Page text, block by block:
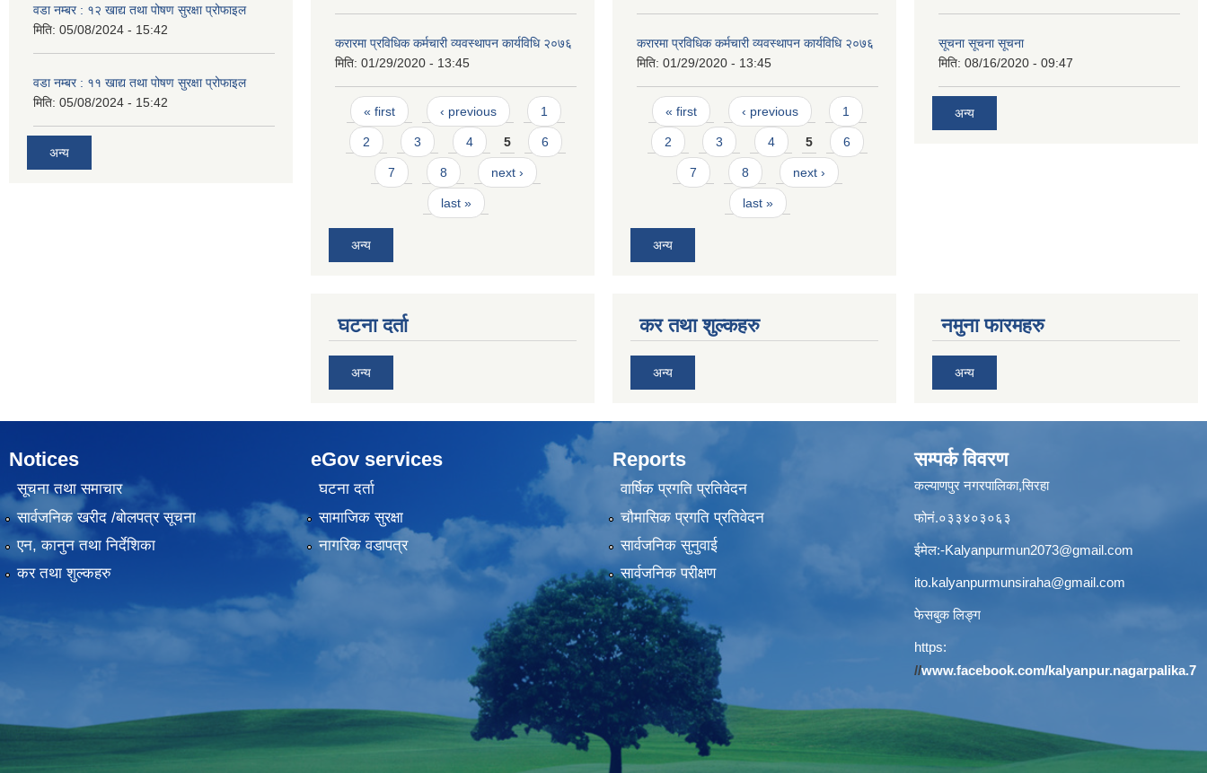
वडा नम्बर : १२ खाद्य तथा पोषण सुरक्षा प्रोफाइल
मिति: 05/08/2024 - 15:42
वडा नम्बर : ११ खाद्य तथा पोषण सुरक्षा प्रोफाइल
मिति: 05/08/2024 - 15:42
अन्य
करारमा प्रविधिक कर्मचारी व्यवस्थापन कार्यविधि २०७६
मिति: 01/29/2020 - 13:45
Pages
« first ‹ previous 1
2 3 4 5 6
7 8 next ›
last »
अन्य
करारमा प्रविधिक कर्मचारी व्यवस्थापन कार्यविधि २०७६
मिति: 01/29/2020 - 13:45
Pages
« first ‹ previous 1
2 3 4 5 6
7 8 next ›
last »
अन्य
सूचना सूचना सूचना
मिति: 08/16/2020 - 09:47
अन्य
घटना दर्ता
अन्य
कर तथा शुल्कहरु
अन्य
नमुना फारमहरु
अन्य
Notices
सूचना तथा समाचार
सार्वजनिक खरीद /बोलपत्र सूचना
एन, कानुन तथा निर्देशिका
कर तथा शुल्कहरु
eGov services
घटना दर्ता
सामाजिक सुरक्षा
नागरिक वडापत्र
Reports
वार्षिक प्रगति प्रतिवेदन
चौमासिक प्रगति प्रतिवेदन
सार्वजनिक सुनुवाई
सार्वजनिक परीक्षण
सम्पर्क विवरण
कल्याणपुर नगरपालिका,सिरहा
फोनं.०३३४०३०६३
ईमेल:-Kalyanpurmun2073@gmail.com
ito.kalyanpurmunsiraha@gmail.com
फेसबुक लिङ्ग
https:
//www.facebook.com/kalyanpur.nagarpalika.7